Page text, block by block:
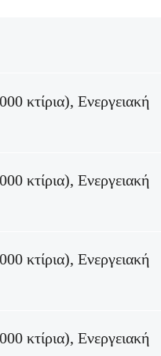
κτίρια), Ενεργειακή
κτίρια), Ενεργειακή
κτίρια), Ενεργειακή
κτίρια), Ενεργειακή